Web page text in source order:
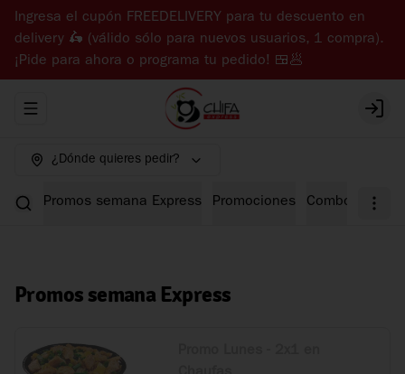
Ingresa el cupón FREEDELIVERY para tu descuento en
delivery 🛵 (válido sólo para nuevos usuarios, 1 compra).
¡Pide para ahora o programa tu pedido! 🍱🥟
Abrir menu de navegación Login
¿Dónde quieres pedir?
Promos semana Express Promociones Combos
Promos semana Express